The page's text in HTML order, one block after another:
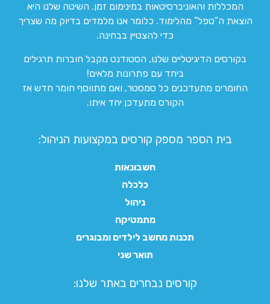
המכללות והאוניברסיטאות במינימום זמן. השיטה שלנו היא
הוצאת ה”טפל” מהלימוד. כלומר אנו מלמדים בדיוק מה שצריך
כדי להצטיין בבחינה.
בקורסים הדיגיטליים שלנו, הסטודנט מקבל חוברות תרגילים
ביחד עם פתרונות מלאים!
החומרים מתעדכנים כל סמסטר, ואם מתווסף חומר חדש אז
הקורס מתעדכן יחד איתו.
בית הספר מספק קורסים במקצועות הניהול:
חשבונאות
כלכלה
ניהול
מתמטיקה
תכנות מחשב לילדים ומבוגרים
תואר שני
קורסים נבחרים באתר שלנו:​